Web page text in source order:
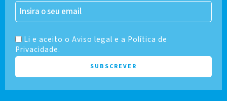
Li e aceito o Aviso legal e a Política de
Privacidade.